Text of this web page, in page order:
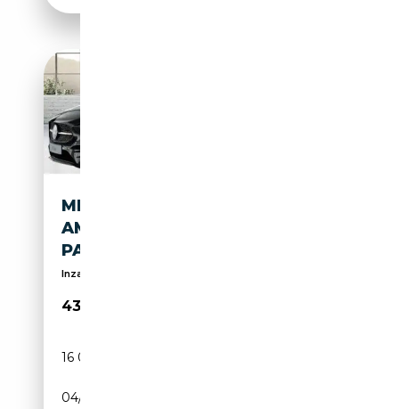
MERCEDES-BENZ B 250 4M
AMG NIGHT MEMORY AHK
PANORAMA
Inzahlungnahme Ihres heutigen Pkw
43 700€
16 000 km
04/2025